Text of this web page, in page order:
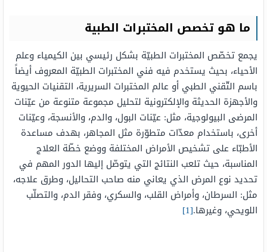
ما هو تخصص المختبرات الطبية
يجمع تخصّص المختبرات الطبيّة بشكل رئيسي بين الكيمياء وعلم
الأحياء، بحيث يستخدم فيه فني المختبرات الطبيّة المعروف أيضاً
باسم التّقني الطبي أو عالم المختبرات السريرية، التقنيات الحيوية
والأجهزة الحديثة والإلكترونية لتحليل مجموعة متنوعة من عيّنات
المرضى البيولوجية، مثل: عيّنات البول، والدم، والأنسجة، وعيّنات
أخرى، باستخدام معدّات متطوّرة مثل المجاهر، بهدف مساعدة
الأطبّاء على تشخيص الأمراض المختلفة ووضع خطّة العلاج
المناسبة، حيث تلعب النتائج التي يتوصّل إليها الدور المهم في
تحديد نوع المرض الذي يعاني منه صاحب التحاليل، وطرق علاجه،
مثل: السرطان، وأمراض القلب، والسكري، وفقر الدم، والتصلّب
اللويحي، وغيرها.[1]